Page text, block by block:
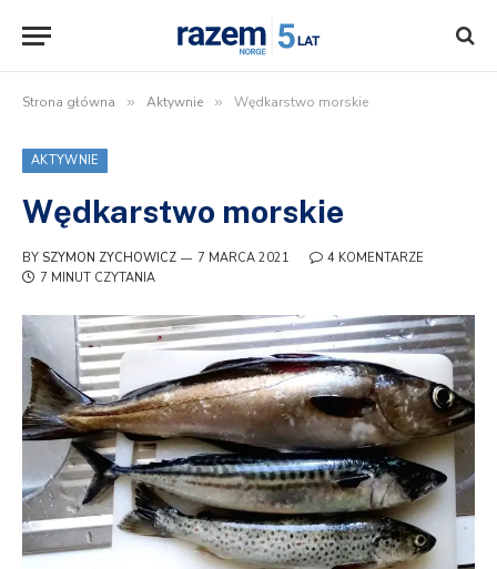
Strona główna » Aktywnie » Wędkarstwo morskie
AKTYWNIE
Wędkarstwo morskie
BY SZYMON ZYCHOWICZ 7 MARCA 2021
4 KOMENTARZE
7 MINUT CZYTANIA